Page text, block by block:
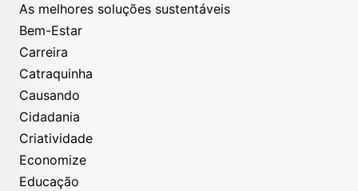
As melhores soluções sustentáveis
Bem-Estar
Carreira
Catraquinha
Causando
Cidadania
Criatividade
Economize
Educação